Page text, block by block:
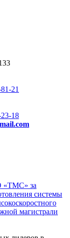
21
18
«ТМС» за
системы
магистрали